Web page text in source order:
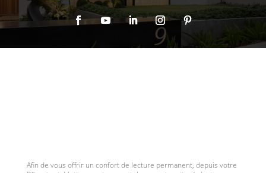
Afin de vous offrir un confort de lecture permanent, depuis votre